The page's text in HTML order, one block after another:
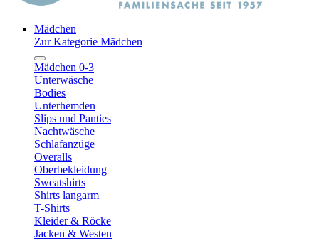
Mädchen
Zur Kategorie Mädchen
Mädchen 0-3
Unterwäsche
Bodies
Unterhemden
Slips und Panties
Nachtwäsche
Schlafanzüge
Overalls
Oberbekleidung
Sweatshirts
Shirts langarm
T-Shirts
Kleider & Röcke
Jacken & Westen